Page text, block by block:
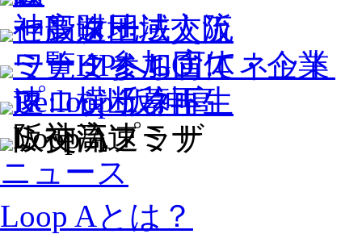
ニュース
Loop Aとは？